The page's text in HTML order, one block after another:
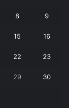
8 9
15 16
22 23
29 30